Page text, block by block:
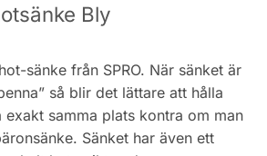
Bly
sänke från SPRO. När sänket är
så blir det lättare att hålla
samma plats kontra om man
Sänket har även ett